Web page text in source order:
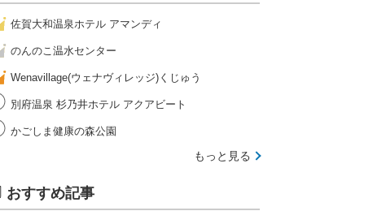
佐賀大和温泉ホテル アマンディ
のんのこ温水センター
Wenavillage(ウェナヴィレッジ)くじゅう
別府温泉 杉乃井ホテル アクアビート
かごしま健康の森公園
もっと見る
おすすめ記事